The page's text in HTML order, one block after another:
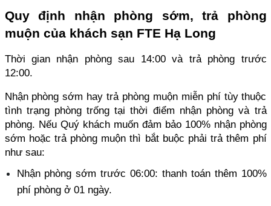
Quy định nhận phòng sớm, trả phòng
muộn của khách sạn FTE Hạ Long
Thời gian nhận phòng sau 14:00 và trả phòng trước
12:00.
Nhận phòng sớm hay trả phòng muộn miễn phí tùy thuộc
tình trạng phòng trống tại thời điểm nhận phòng và trả
phòng. Nếu Quý khách muốn đảm bảo 100% nhận phòng
sớm hoặc trả phòng muộn thì bắt buộc phải trả thêm phí
như sau:
Nhận phòng sớm trước 06:00: thanh toán thêm 100%
phí phòng ở 01 ngày.